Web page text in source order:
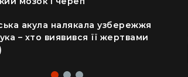
акула налякала узбережжя
– хто виявився її жертвами